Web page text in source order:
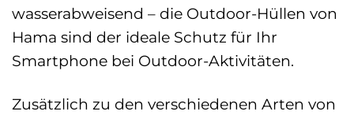
wasserabweisend – die Outdoor-Hüllen von
Hama sind der ideale Schutz für Ihr
Smartphone bei Outdoor-Aktivitäten.
Zusätzlich zu den verschiedenen Arten von